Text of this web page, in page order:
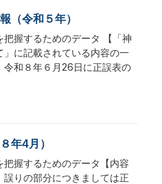
（令和５年）
握するためのデータ 【「神
に記載されている内容の一
和８年６月26日に正誤表の
年4月）
握するためのデータ【内容
りの部分につきましては正